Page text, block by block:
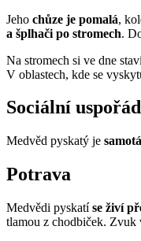
Jeho chůze je pomalá,
a šplhači po stromech.
Na stromech si ve dne
V oblastech, kde se
Sociální
Medvěd pyskatý je
Potrava
Medvědi pyskatíse živí
tlamou z chodbiček. Zvuk